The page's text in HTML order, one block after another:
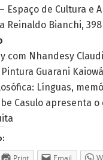
Espaço de Cultura e
Reinaldo Bianchi,
com Nhandesy
Guarani Kaiowá
Línguas,
Casulo apresenta
Print Email